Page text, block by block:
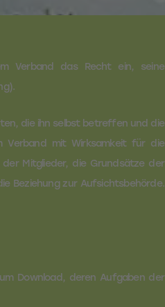
Verband das Recht ein, seine
die ihn selbst betreffen und die
Verband mit Wirksamkeit für die
Mitglieder, die Grundsätze der
Beziehung zur Aufsichtsbehörde.
Download, deren Aufgaben der